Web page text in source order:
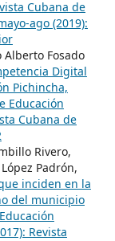
Cubana de
ago (2019):
Alberto Fosado
Digital
Pichincha,
Educación
Cubana de
Rivero,
Padrón,
inciden en la
del municipio
Revista